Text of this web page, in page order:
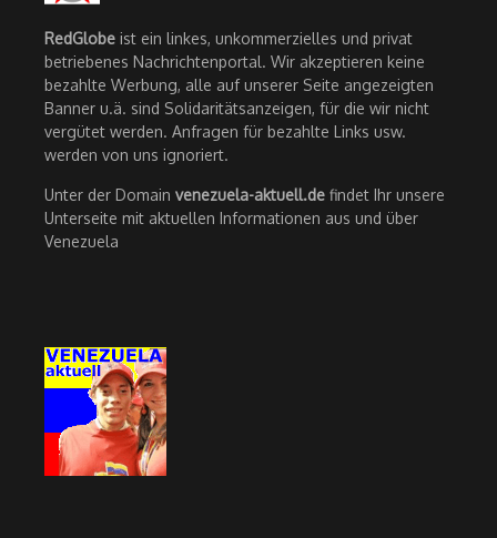
RedGlobe ist ein linkes, unkommerzielles und privat
betriebenes Nachrichtenportal. Wir akzeptieren keine
bezahlte Werbung, alle auf unserer Seite angezeigten
Banner u.ä. sind Solidaritätsanzeigen, für die wir nicht
vergütet werden. Anfragen für bezahlte Links usw.
werden von uns ignoriert.
Unter der Domain venezuela-aktuell.de findet Ihr unsere
Unterseite mit aktuellen Informationen aus und über
Venezuela